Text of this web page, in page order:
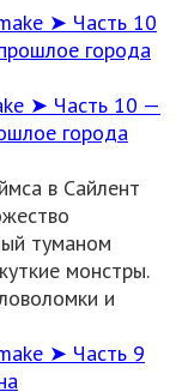
➤ Часть 10 —
города
в Сайлент
туманом
монстры.
и